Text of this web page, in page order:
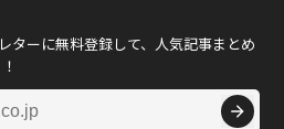
ターに無料登録して、人気記事まとめ